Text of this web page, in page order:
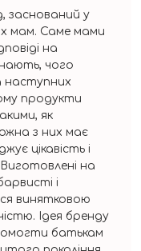
заснований у
мам. Саме мами
на
чого
наступних
продукти
як
з них має
цікавість і
на
і
винятковою
Ідея бренду
батькам